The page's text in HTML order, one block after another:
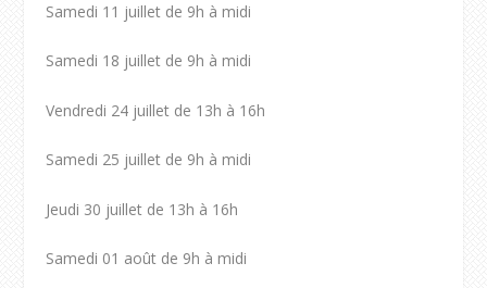
Samedi 11 juillet de 9h à midi
Samedi 18 juillet de 9h à midi
Vendredi 24 juillet de 13h à 16h
Samedi 25 juillet de 9h à midi
Jeudi 30 juillet de 13h à 16h
Samedi 01 août de 9h à midi